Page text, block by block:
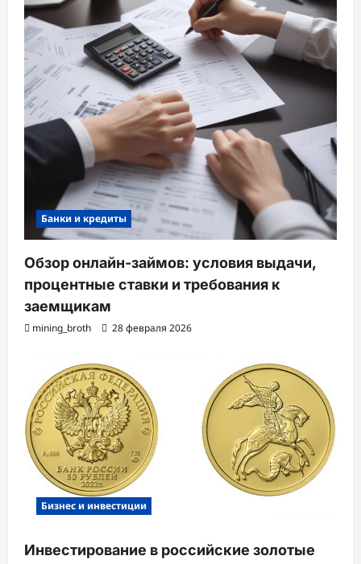
Банки и кредиты
Обзор онлайн-займов: условия выдачи,
процентные ставки и требования к
заемщикам
mining_broth 28 февраля 2026
Бизнес и инвестиции
Инвестирование в российские золотые